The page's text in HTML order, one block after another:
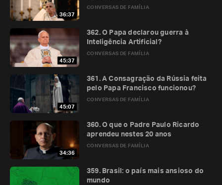
36:37
CONVERSAS DE FAMÍLIA
45:37
CONVERSAS DE FAMÍLIA
362. O Papa declarou guerra à
Inteligência Artificial?
45:07
CONVERSAS DE FAMÍLIA
361. A Consagração da Rússia feita
pelo Papa Francisco funcionou?
34:36
CONVERSAS DE FAMÍLIA
360. O que o Padre Paulo Ricardo
aprendeu nestes 20 anos
359. Brasil: o país mais ansioso do
mundo